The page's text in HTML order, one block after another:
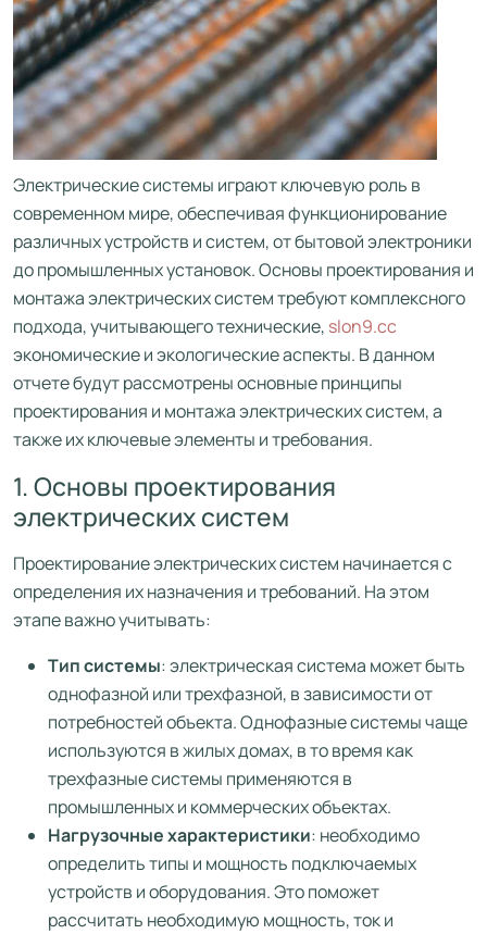
Электрические системы играют ключевую роль в
современном мире, обеспечивая функционирование
различных устройств и систем, от бытовой электроники
до промышленных установок. Основы проектирования и
монтажа электрических систем требуют комплексного
подхода, учитывающего технические, slon9.cc
экономические и экологические аспекты. В данном
отчете будут рассмотрены основные принципы
проектирования и монтажа электрических систем, а
также их ключевые элементы и требования.
1. Основы проектирования
электрических систем
Проектирование электрических систем начинается с
определения их назначения и требований. На этом
этапе важно учитывать:
Тип системы: электрическая система может быть
однофазной или трехфазной, в зависимости от
потребностей объекта. Однофазные системы чаще
используются в жилых домах, в то время как
трехфазные системы применяются в
промышленных и коммерческих объектах.
Нагрузочные характеристики: необходимо
определить типы и мощность подключаемых
устройств и оборудования. Это поможет
рассчитать необходимую мощность, ток и